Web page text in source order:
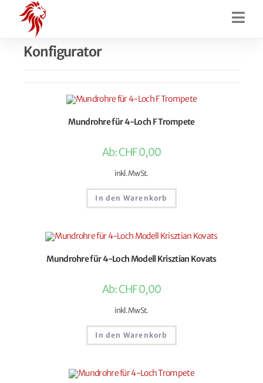
Konfigurator
Mundrohre für 4-Loch F Trompete
Ab:CHF0,00
inkl. MwSt.
In den Warenkorb
Mundrohre für 4-Loch Modell Krisztian Kovats
Ab:CHF0,00
inkl. MwSt.
In den Warenkorb